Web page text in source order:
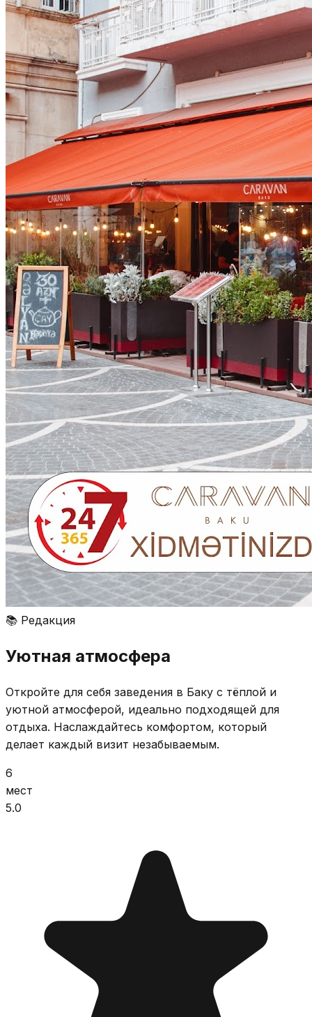
📚 Редакция
Уютная атмосфера
Откройте для себя заведения в Баку с тёплой и
уютной атмосферой, идеально подходящей для
отдыха. Наслаждайтесь комфортом, который
делает каждый визит незабываемым.
6
мест
5.0